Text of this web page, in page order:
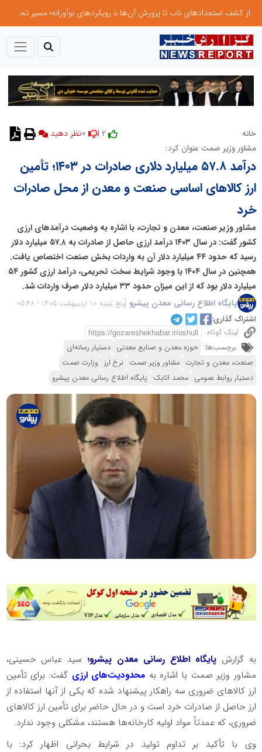
از کشف استعدادهای ناب تا پرورش آن‌ها با رویکردهای نوآورانه؛ مسیر تحول‌آفرین شنای ایران در سطح جهانی
خانه
نظر دهید
مشاور وزیر صمت عنوان کرد:
درآمد ۵۷.۸ میلیارد دلاری صادرات در ۱۴۰۳؛ تأمین
ارز کالاهای اساسی صنعت و معدن از محل صادرات
خرد
مشاور وزیر صنعت، معدن و تجارت، با اشاره به وضعیت درآمد‌های ارزی
کشور گفت: در سال ۱۴۰۳ درآمد ارزی حاصل از صادرات به ۵۷.۸ میلیارد دلار
رسید که حدود ۴۴ میلیارد دلار آن به واردات بخش صنعت اختصاص یافت.
همچنین در سال ۱۴۰۴ با وجود شرایط سخت تحریمی، درآمد ارزی کشور ۵۴
میلیارد دلار بود که از این میزان حدود ۳۳ میلیارد دلار صرف واردات شد.
پایگاه اطلاع رسانی معدن پیشرو پنج شنبه 10 اردیبهشت 1405 - 05:48
اشتراک گذاری:
لینک کوتاه
برچسب‌ها: حوزه معدن و صنایع معدنی دستیار رسانه‌ای
صنعت، معدن و تجارت مشاور وزیر صمت نرخ ارز وزارت صمت
دستیار روابط عمومی محمد اتابک پایگاه اطلاع رسانی معدن پیشرو
به گزارش پایگاه اطلاع رسانی معدن پیشرو؛ سید عباس حسینی،
مشاور وزیر صمت با اشاره به محدودیت‌های ارزی گفت: برای تأمین
ارز کالا‌های ضروری سه راهکار پیشنهاد شده که یکی از آنها استفاده از
ارز حاصل از صادرات خرد است و در حال حاضر برای تأمین ارز کالا‌های
ضروری، که عمدتاً مواد اولیه کارخانه‌ها هستند، مشکلی وجود ندارد.
وی با تأکید بر تداوم تولید در شرایط بحرانی اظهار کرد: با